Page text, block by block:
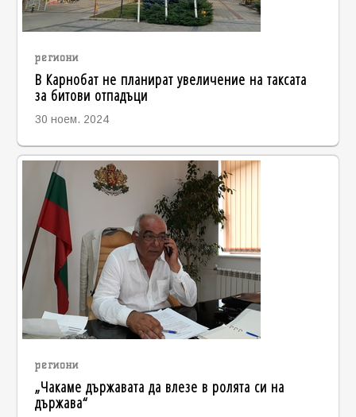
региони
В Карнобат не планират увеличение на таксата
за битови отпадъци
30 ноем. 2024
региони
„Чакаме държавата да влезе в ролята си на
държава“